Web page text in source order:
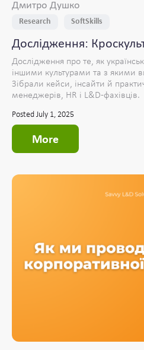
Дмитро Душко
Research SoftSkills
Дослідження:
Дослідження про те, як
іншими культурами та з якими
Зібрали кейси, інсайти й
менеджерів, HR і L&D-фахівців.
Posted July 1, 2025
More